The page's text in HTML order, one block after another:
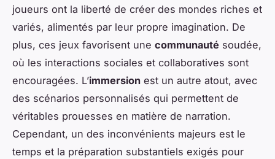
joueurs ont la liberté de créer des mondes riches et
variés, alimentés par leur propre imagination. De
plus, ces jeux favorisent une communauté soudée,
où les interactions sociales et collaboratives sont
encouragées. L’immersion est un autre atout, avec
des scénarios personnalisés qui permettent de
véritables prouesses en matière de narration.
Cependant, un des inconvénients majeurs est le
temps et la préparation substantiels exigés pour